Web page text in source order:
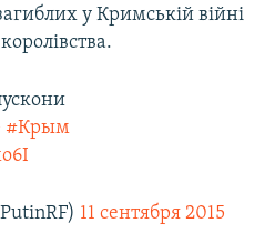
у Кримській війні
#Крым
11 сентября 2015